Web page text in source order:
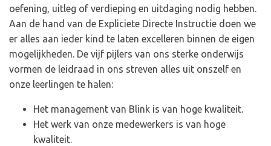
oefening, uitleg of verdieping en uitdaging nodig hebben.
Aan de hand van de Expliciete Directe Instructie doen we
er alles aan ieder kind te laten excelleren binnen de eigen
mogelijkheden. De vijf pijlers van ons sterke onderwijs
vormen de leidraad in ons streven alles uit onszelf en
onze leerlingen te halen:
Het management van Blink is van hoge kwaliteit.
Het werk van onze medewerkers is van hoge
kwaliteit.